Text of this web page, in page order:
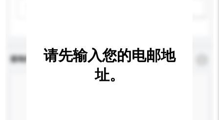
查询内容 *必须填写
请先输入您的电邮地
址。